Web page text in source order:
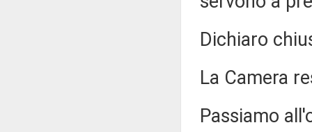
Dichiaro
La Camera
Passiamo